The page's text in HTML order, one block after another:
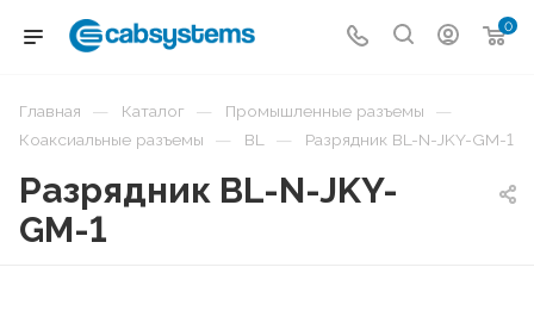
0
Главная — Каталог — Промышленные разъемы —
Коаксиальные разъемы — BL — Разрядник BL-N-JKY-GM-1
Разрядник BL-N-JKY-
GM-1